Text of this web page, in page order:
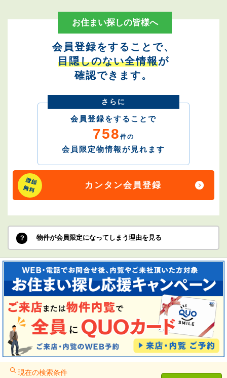
お住まい探しの皆様へ
会員登録をすることで、
目隠しのない全情報が
確認できます。
さらに
会員登録をすることで
758 件の
会員限定物情報が見れます
カンタン会員登録
物件が会員限定になってしまう理由を見る
現在の検索条件